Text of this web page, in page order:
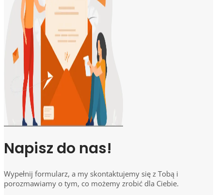
Napisz do nas!
Wypełnij formularz, a my skontaktujemy się z Tobą i
porozmawiamy o tym, co możemy zrobić dla Ciebie.